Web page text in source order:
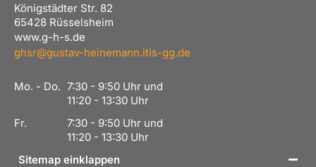
Königstädter Str. 82
65428 Rüsselsheim
www.g-h-s.de
ghsr@gustav-heinemann.itis-gg.de
Mo. - Do. 7:30 - 9:50 Uhr und
11:20 - 13:30 Uhr
Fr.
7:30 - 9:50 Uhr und
11:20 - 13:30 Uhr
Sitemap einklappen